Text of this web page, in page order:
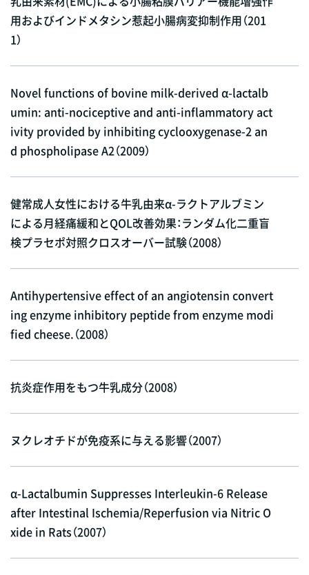
用およびインドメタシン惹起小腸病変抑制作用（201
1）
Novel functions of bovine milk-derived α-lactalb
umin: anti-nociceptive and anti-inflammatory act
ivity provided by inhibiting cyclooxygenase-2 an
d phospholipase A2（2009）
健常成人女性における牛乳由来α-ラクトアルブミン
による月経痛緩和とQOL改善効果：ランダム化二重盲
検プラセポ対照クロスオーバー試験（2008）
Antihypertensive effect of an angiotensin convert
ing enzyme inhibitory peptide from enzyme modi
fied cheese.（2008）
抗炎症作用をもつ牛乳成分（2008）
ヌクレオチドが免疫系に与える影響（2007）
α-Lactalbumin Suppresses Interleukin-6 Release
after Intestinal Ischemia/Reperfusion via Nitric O
xide in Rats（2007）